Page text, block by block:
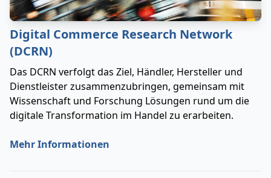
Digital Commerce Research Network
(DCRN)
Das DCRN verfolgt das Ziel, Händler, Hersteller und
Dienstleister zusammenzubringen, gemeinsam mit
Wissenschaft und Forschung Lösungen rund um die
digitale Transformation im Handel zu erarbeiten.
Mehr Informationen